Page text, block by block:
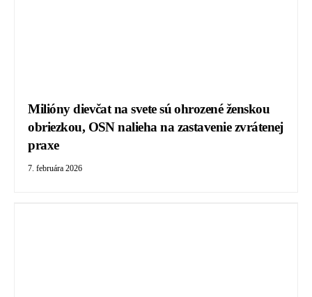
Milióny dievčat na svete sú ohrozené ženskou
obriezkou, OSN nalieha na zastavenie zvrátenej
praxe
7. februára 2026